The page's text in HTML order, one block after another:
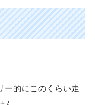
ー的にこのくらい走